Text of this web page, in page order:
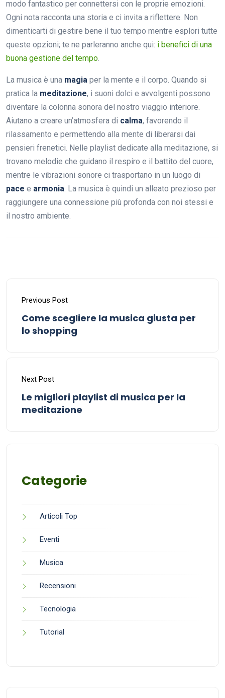
modo fantastico per connettersi con le proprie emozioni.
Ogni nota racconta una storia e ci invita a riflettere. Non
dimenticarti di gestire bene il tuo tempo mentre esplori tutte
queste opzioni; te ne parleranno anche qui: i benefici di una
buona gestione del tempo.
La musica è una magia per la mente e il corpo. Quando si
pratica la meditazione, i suoni dolci e avvolgenti possono
diventare la colonna sonora del nostro viaggio interiore.
Aiutano a creare un’atmosfera di calma, favorendo il
rilassamento e permettendo alla mente di liberarsi dai
pensieri frenetici. Nelle playlist dedicate alla meditazione, si
trovano melodie che guidano il respiro e il battito del cuore,
mentre le vibrazioni sonore ci trasportano in un luogo di
pace e armonia. La musica è quindi un alleato prezioso per
raggiungere una connessione più profonda con noi stessi e
il nostro ambiente.
Previous Post
Come scegliere la musica giusta per
lo shopping
Next Post
Le migliori playlist di musica per la
meditazione
Categorie
Articoli Top
Eventi
Musica
Recensioni
Tecnologia
Tutorial